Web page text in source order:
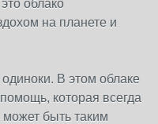
облако
на планете и
В этом облаке
которая всегда
быть таким